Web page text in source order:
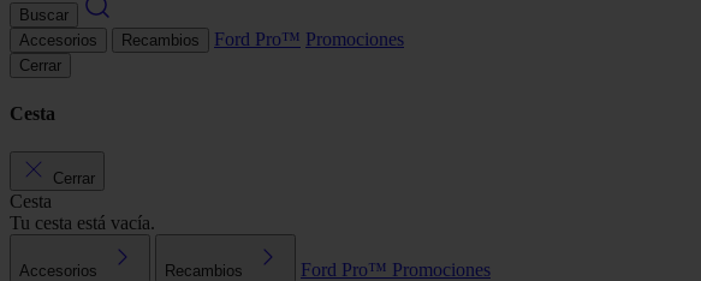
Buscar
Accesorios
Recambios Ford Pro™ Promociones
Cerrar
Cesta
Cerrar
Cesta
Tu cesta está vacía.
Accesorios Recambios Ford Pro™ Promociones